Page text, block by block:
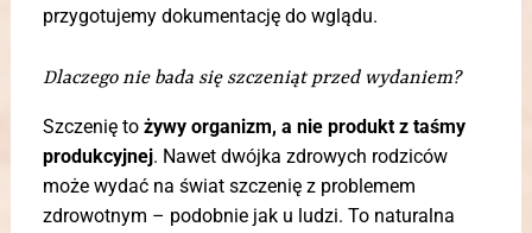
przygotujemy dokumentację do wglądu.
Dlaczego nie bada się szczeniąt przed wydaniem?
Szczenię tożywy organizm, a nie produkt z taśmy
produkcyjnej. Nawet dwójka zdrowych rodziców
może wydać na świat szczenię z problemem
zdrowotnym – podobnie jak u ludzi. To naturalna